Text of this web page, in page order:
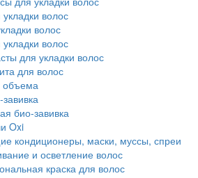
волос
волос
волос
для укладки волос
для волос
объема
био-завивка
Oxi
кондиционеры, маски, муссы, спреи
и осветление волос
краска для волос